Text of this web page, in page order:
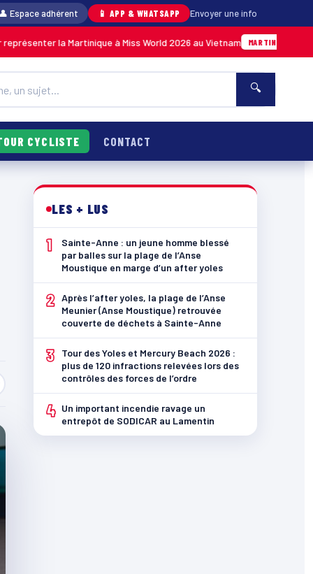
👤 Espace adhérent 📱 APP & WHATSAPP Envoyer une info
la Martinique à Miss World 2026 au Vietnam MARTINIQUE 05/08 ·
🔍
CYCLISTE CONTACT
LES + LUS
1
Sainte-Anne : un jeune homme blessé
par balles sur la plage de l’Anse
Moustique en marge d’un after yoles
2 Après l’after yoles, la plage de l’Anse
Meunier (Anse Moustique) retrouvée
couverte de déchets à Sainte-Anne
3
Tour des Yoles et Mercury Beach 2026 :
plus de 120 infractions relevées lors des
contrôles des forces de l’ordre
4 Un important incendie ravage un
entrepôt de SODICAR au Lamentin